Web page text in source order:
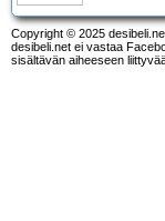
Copyright © 2025
desibeli.net ei vastaa
sisältävän aiheeseen